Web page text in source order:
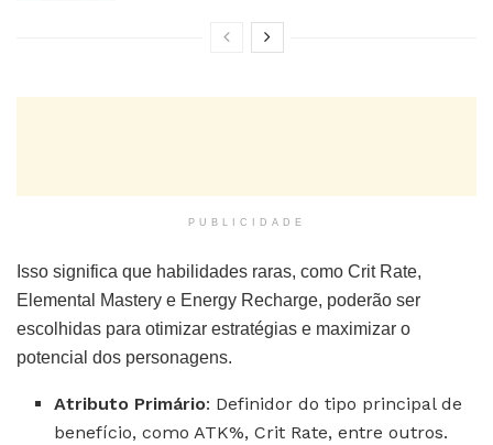
PUBLICIDADE
Isso significa que habilidades raras, como Crit Rate,
Elemental Mastery e Energy Recharge, poderão ser
escolhidas para otimizar estratégias e maximizar o
potencial dos personagens.
Atributo Primário: Definidor do tipo principal de
benefício, como ATK%, Crit Rate, entre outros.